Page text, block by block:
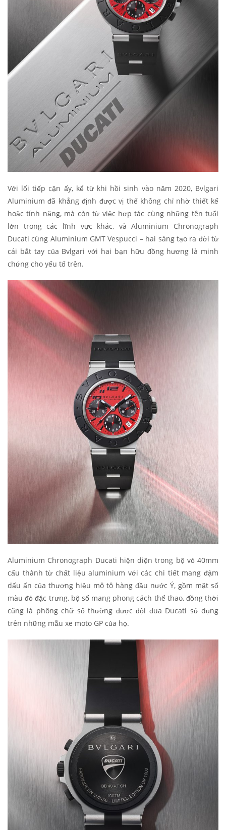
Với lối tiếp cận ấy, kể từ khi hồi sinh vào năm 2020, Bvlgari
Aluminium đã khẳng định được vị thế không chỉ nhờ thiết kế
hoặc tính năng, mà còn từ việc hợp tác cùng những tên tuổi
lớn trong các lĩnh vực khác, và Aluminium Chronograph
Ducati cùng Aluminium GMT Vespucci – hai sáng tạo ra đời từ
cái bắt tay của Bvlgari với hai bạn hữu đồng hương là minh
chứng cho yếu tố trên.
Aluminium Chronograph Ducati hiện diện trong bộ vỏ 40mm
cấu thành từ chất liệu aluminium với các chi tiết mang đậm
dấu ấn của thương hiệu mô tô hàng đầu nước Ý, gồm mặt số
màu đỏ đặc trưng, bộ số mang phong cách thể thao, đồng thời
cũng là phông chữ số thường được đội đua Ducati sử dụng
trên những mẫu xe moto GP của họ.